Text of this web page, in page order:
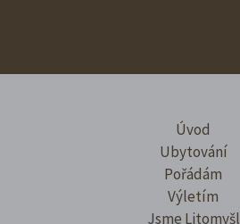
Úvod
Ubytování
Pořádám
Výletím
Jsme Litomyšl